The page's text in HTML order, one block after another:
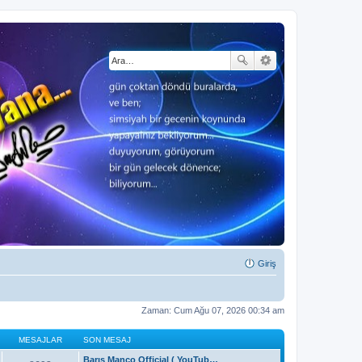
Giriş
Zaman: Cum Ağu 07, 2026 00:34 am
MESAJLAR SON MESAJ
Barış Manço Official ( YouTub…